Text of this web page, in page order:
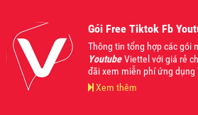
Gói Free Tiktok Fb
Thông tin tổng hợp các gói
Youtube Viettel với giá rẻ
đãi xem miễn phí ứng dụng
bên cạnh đó còn áp dụng
Viettel kết hợp data 4G từ
Xem thêm